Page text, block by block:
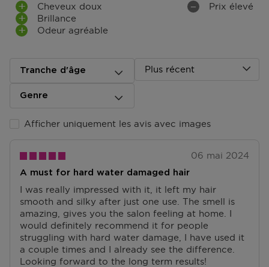
Accédez à plus d’informations et à la FAQ sur la
livraison.
Retours
de 14 jours pour la retourner (partiellement) ou
Pour annuler votre commande, vous pouvez nous
ous pouvez également retourner ou échanger le
produit dans un magasin près de chez vous. Vous
n’avez pas besoin de remplir un formulaire de retour
pour cela. Veuillez apporter votre confirmation de
commande avec vous.
Accédez à plus d’informations et à la FAQ sur les
retours.
Cheveux doux
Brillance
Odeur agréable
Prix élevé
Tranche d'âge
Genre
Afficher uniquement les avis avec images
Plus récent
06 mai 2024
A must for hard water damaged hair
I was really impressed with it, it left my hair
smooth and silky after just one use. The smell is
amazing, gives you the salon feeling at home. I
would definitely recommend it for people
struggling with hard water damage, I have used it
a couple times and I already see the difference.
Looking forward to the long term results!